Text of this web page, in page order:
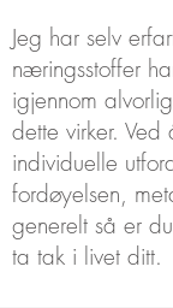
Jeg har selv
næringsstoffer
igjennom
dette virker.
individuelle
fordøyelsen,
generelt så er
ta tak i livet ditt.